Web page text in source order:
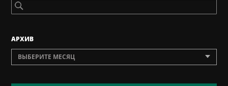
AРХИВ
ВЫБЕРИТЕ МЕСЯЦ